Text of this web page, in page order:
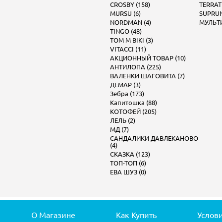
CROSBY (158)
MURSU (6)
NORDMAN (4)
TINGO (48)
TOM M BIKI (3)
VITACCI (11)
АКЦИОННЫЙ ТОВАР (10)
АНТИЛОПА (225)
ВАЛЕНКИ ШАГОВИТА (7)
ДЕМАР (3)
Зебра (173)
Капитошка (88)
КОТОФЕЙ (205)
ЛЕЛЬ (2)
МД (7)
САНДАЛИКИ ДАВЛЕКАНОВО
(4)
СКАЗКА (123)
ТОП-ТОП (6)
ЕВА ШУЗ (0)
О Магазине Как Купить